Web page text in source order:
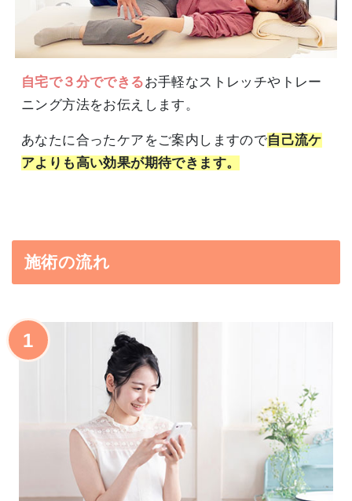
自宅で３分でできるお手軽なストレッチやトレー
ニング方法をお伝えします。
あなたに合ったケアをご案内しますので自己流ケ
アよりも高い効果が期待できます。
施術の流れ
1